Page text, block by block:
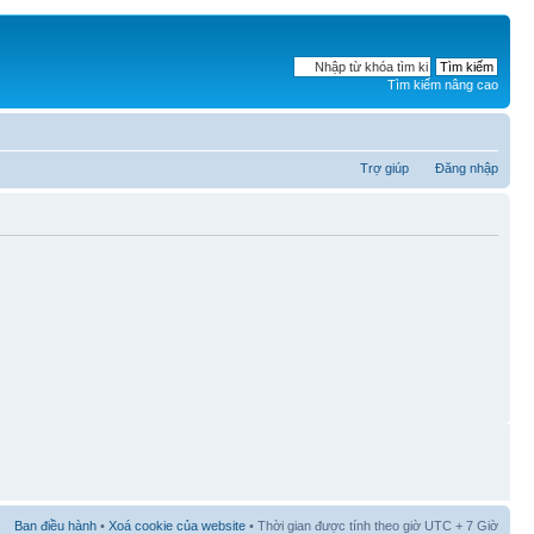
Tìm kiếm nâng cao
Trợ giúp Đăng nhập
Ban điều hành • Xoá cookie của website • Thời gian được tính theo giờ UTC + 7 Giờ